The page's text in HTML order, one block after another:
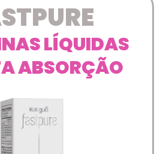
LÍQUIDAS
ABSORÇÃO